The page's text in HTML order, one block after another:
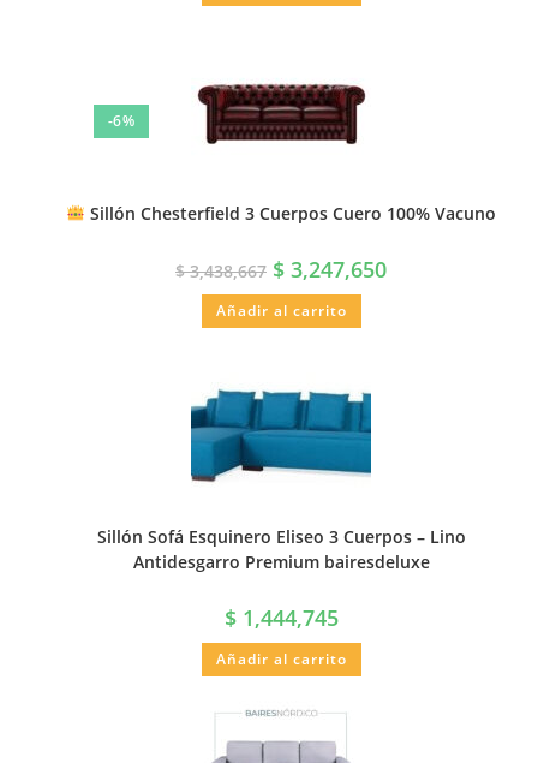
-6%
Sillón Chesterfield 3 Cuerpos Cuero 100% Vacuno
$3,438,667 $ 3,247,650
Añadir al carrito
Sillón Sofá Esquinero Eliseo 3 Cuerpos – Lino
Antidesgarro Premium bairesdeluxe
$1,444,745
Añadir al carrito